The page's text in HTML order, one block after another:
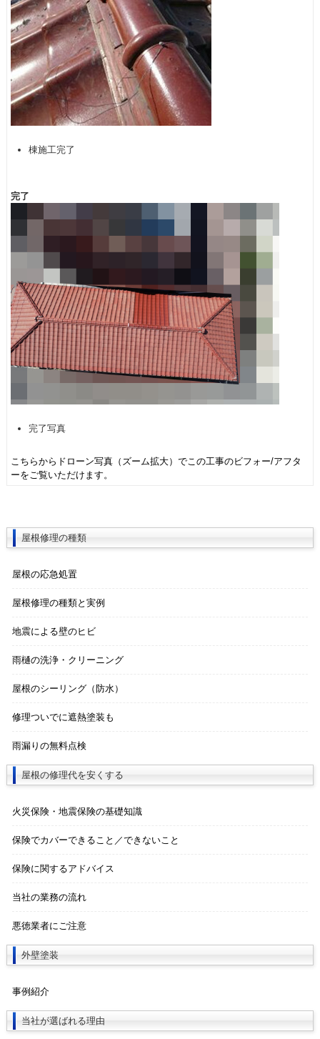
棟施工完了
完了
完了写真
こちらからドローン写真（ズーム拡大）でこの工事のビフォー/アフタ
ーをご覧いただけます。
屋根修理の種類
屋根の応急処置
屋根修理の種類と実例
地震による壁のヒビ
雨樋の洗浄・クリーニング
屋根のシーリング（防水）
修理ついでに遮熱塗装も
雨漏りの無料点検
屋根の修理代を安くする
火災保険・地震保険の基礎知識
保険でカバーできること／できないこと
保険に関するアドバイス
当社の業務の流れ
悪徳業者にご注意
外壁塗装
事例紹介
当社が選ばれる理由